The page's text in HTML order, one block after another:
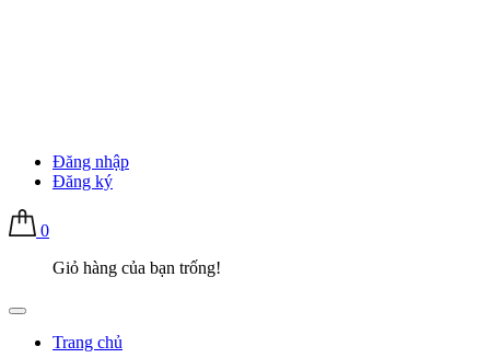
Đăng nhập
Đăng ký
0
Giỏ hàng của bạn trống!
Trang chủ